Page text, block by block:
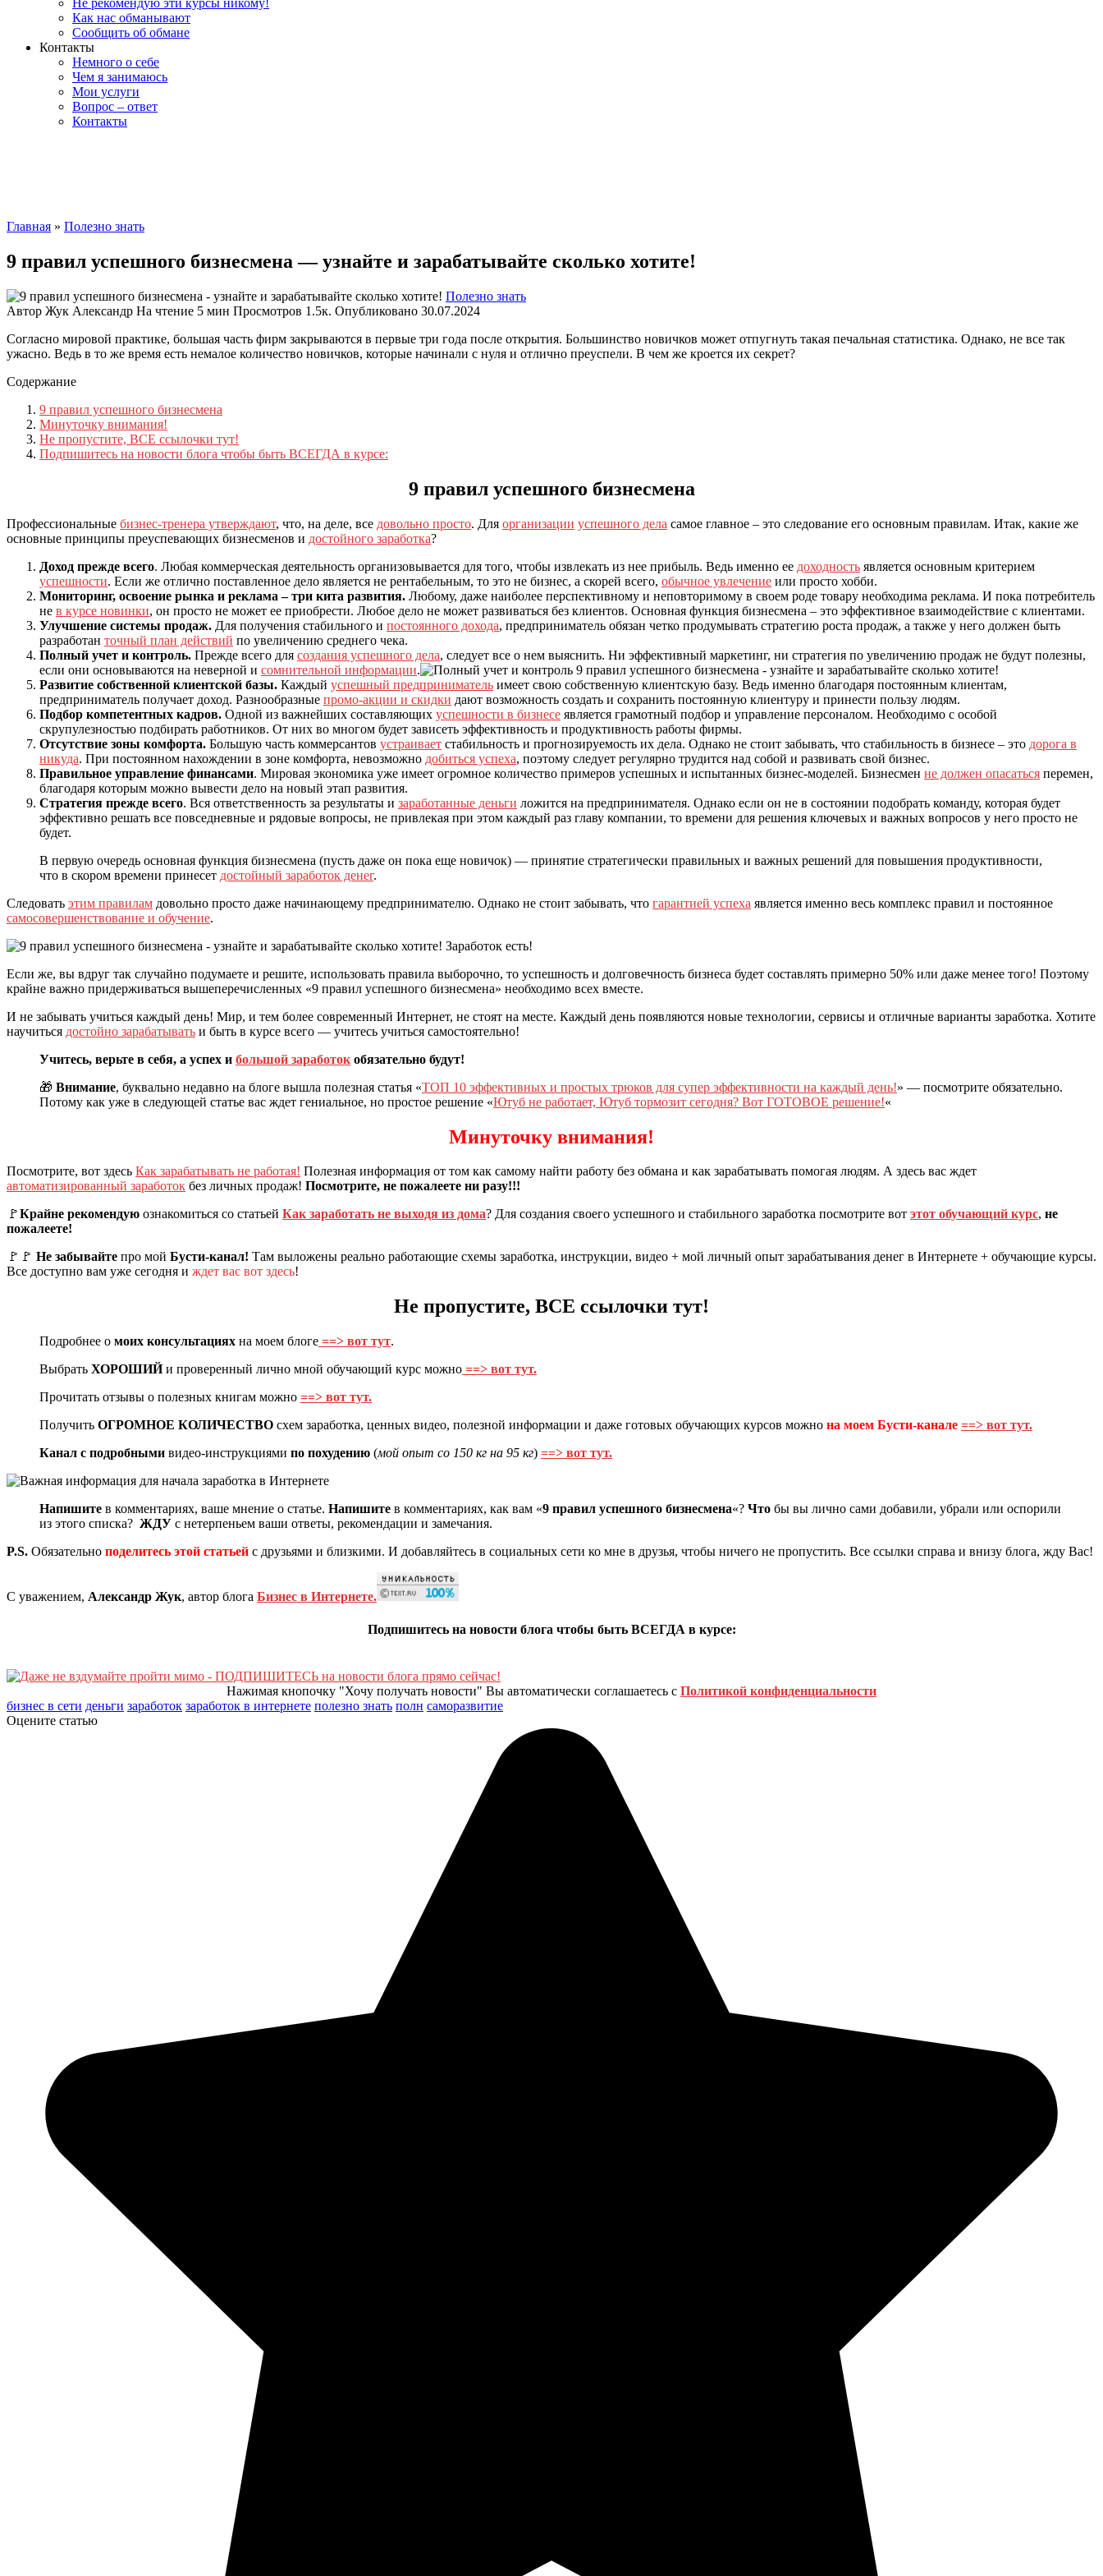
Не рекомендую эти курсы никому!
Как нас обманывают
Сообщить об обмане
Контакты
Немного о себе
Чем я занимаюсь
Мои услуги
Вопрос – ответ
Контакты
Главная » Полезно знать
9 правил успешного бизнесмена — узнайте и зарабатывайте сколько хотите!
Полезно знать
Автор Жук Александр На чтение 5 мин Просмотров 1.5к. Опубликовано 30.07.2024
Согласно мировой практике, большая часть фирм закрываются в первые три года после открытия. Большинство новичков может отпугнуть такая печальная статистика. Однако, не все так
ужасно. Ведь в то же время есть немалое количество новичков, которые начинали с нуля и отлично преуспели. В чем же кроется их секрет?
Содержание
9 правил успешного бизнесмена
Минуточку внимания!
Не пропустите, ВСЕ ссылочки тут!
Подпишитесь на новости блога чтобы быть ВСЕГДА в курсе:
9 правил успешного бизнесмена
Профессиональные бизнес-тренера утверждают, что, на деле, все довольно просто. Для организации успешного дела самое главное – это следование его основным правилам. Итак, какие же
основные принципы преуспевающих бизнесменов и достойного заработка?
Доход прежде всего. Любая коммерческая деятельность организовывается для того, чтобы извлекать из нее прибыль. Ведь именно ее доходность является основным критерием
успешности. Если же отлично поставленное дело является не рентабельным, то это не бизнес, а скорей всего, обычное увлечение или просто хобби.
Мониторинг, освоение рынка и реклама – три кита развития. Любому, даже наиболее перспективному и неповторимому в своем роде товару необходима реклама. И пока потребитель
не в курсе новинки, он просто не может ее приобрести. Любое дело не может развиваться без клиентов. Основная функция бизнесмена – это эффективное взаимодействие с клиентами.
Улучшение системы продаж. Для получения стабильного и постоянного дохода, предприниматель обязан четко продумывать стратегию роста продаж, а также у него должен быть
разработан точный план действий по увеличению среднего чека.
Полный учет и контроль. Прежде всего для создания успешного дела, следует все о нем выяснить. Ни эффективный маркетинг, ни стратегия по увеличению продаж не будут полезны,
если они основываются на неверной и сомнительной информации.
Развитие собственной клиентской базы. Каждый успешный предприниматель имеет свою собственную клиентскую базу. Ведь именно благодаря постоянным клиентам,
предприниматель получает доход. Разнообразные промо-акции и скидки дают возможность создать и сохранить постоянную клиентуру и принести пользу людям.
Подбор компетентных кадров. Одной из важнейших составляющих успешности в бизнесе является грамотный подбор и управление персоналом. Необходимо с особой
скрупулезностью подбирать работников. От них во многом будет зависеть эффективность и продуктивность работы фирмы.
Отсутствие зоны комфорта. Большую часть коммерсантов устраивает стабильность и прогнозируемость их дела. Однако не стоит забывать, что стабильность в бизнесе – это дорога в
никуда. При постоянном нахождении в зоне комфорта, невозможно добиться успеха, поэтому следует регулярно трудится над собой и развивать свой бизнес.
Правильное управление финансами. Мировая экономика уже имеет огромное количество примеров успешных и испытанных бизнес-моделей. Бизнесмен не должен опасаться перемен,
благодаря которым можно вывести дело на новый этап развития.
Стратегия прежде всего. Вся ответственность за результаты и заработанные деньги ложится на предпринимателя. Однако если он не в состоянии подобрать команду, которая будет
эффективно решать все повседневные и рядовые вопросы, не привлекая при этом каждый раз главу компании, то времени для решения ключевых и важных вопросов у него просто не
будет.
В первую очередь основная функция бизнесмена (пусть даже он пока еще новичок) — принятие стратегически правильных и важных решений для повышения продуктивности,
что в скором времени принесет достойный заработок денег.
Следовать этим правилам довольно просто даже начинающему предпринимателю. Однако не стоит забывать, что гарантией успеха является именно весь комплекс правил и постоянное
самосовершенствование и обучение.
Если же, вы вдруг так случайно подумаете и решите, использовать правила выборочно, то успешность и долговечность бизнеса будет составлять примерно 50% или даже менее того! Поэтому
крайне важно придерживаться вышеперечисленных «9 правил успешного бизнесмена» необходимо всех вместе.
И не забывать учиться каждый день! Мир, и тем более современный Интернет, не стоят на месте. Каждый день появляются новые технологии, сервисы и отличные варианты заработка. Хотите
научиться достойно зарабатывать и быть в курсе всего — учитесь учиться самостоятельно!
Учитесь, верьте в себя, а успех и большой заработок обязательно будут!
🎁 Внимание, буквально недавно на блоге вышла полезная статья «ТОП 10 эффективных и простых трюков для супер эффективности на каждый день!» — посмотрите обязательно.
Потому как уже в следующей статье вас ждет гениальное, но простое решение «Ютуб не работает, Ютуб тормозит сегодня? Вот ГОТОВОЕ решение!«
Минуточку внимания!
Посмотрите, вот здесь Как зарабатывать не работая! Полезная информация от том как самому найти работу без обмана и как зарабатывать помогая людям. А здесь вас ждет
автоматизированный заработок без личных продаж! Посмотрите, не пожалеете ни разу!!!
🚩Крайне рекомендую ознакомиться со статьей Как заработать не выходя из дома? Для создания своего успешного и стабильного заработка посмотрите вот этот обучающий курс, не
пожалеете!
🚩🚩 Не забывайте про мой Бусти-канал! Там выложены реально работающие схемы заработка, инструкции, видео + мой личный опыт зарабатывания денег в Интернете + обучающие курсы.
Все доступно вам уже сегодня и ждет вас вот здесь!
Не пропустите, ВСЕ ссылочки тут!
Подробнее о моих консультациях на моем блоге ==> вот тут.
Выбрать ХОРОШИЙи проверенный лично мной обучающий курс можно ==> вот тут.
Прочитать отзывы о полезных книгам можно ==> вот тут.
Получить ОГРОМНОЕ КОЛИЧЕСТВО схем заработка, ценных видео, полезной информации и даже готовых обучающих курсов можно на моем Бусти-канале ==> вот тут.
Канал с подробными видео-инструкциями по похудению (мой опыт со 150 кг на 95 кг) ==> вот тут.
Напишите в комментариях, ваше мнение о статье. Напишите в комментариях, как вам «9 правил успешного бизнесмена«? Что бы вы лично сами добавили, убрали или оспорили
из этого списка? ЖДУ с нетерпеньем ваши ответы, рекомендации и замечания.
P.S. Обязательно поделитесь этой статьей с друзьями и близкими. И добавляйтесь в социальных сети ко мне в друзья, чтобы ничего не пропустить. Все ссылки справа и внизу блога, жду Вас!
С уважением, Александр Жук, автор блога Бизнес в Интернете.
Подпишитесь на новости блога чтобы быть ВСЕГДА в курсе:
Нажимая кнопочку "Хочу получать новости" Вы автоматически соглашаетесь с Политикой конфиденциальности
бизнес в сети деньги заработок заработок в интернете полезно знать полн саморазвитие
Оцените статью